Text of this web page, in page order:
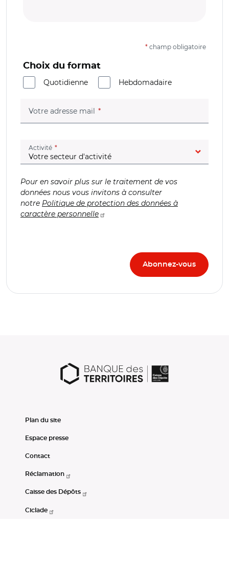
* champ obligatoire
Choix du format
Quotidienne
Hebdomadaire
Votre adresse mail (champ obligatoire)
Activité (champ obligatoire)
Pour en savoir plus sur le traitement de vos
données nous vous invitons à consulter
notre Politique de protection des données à
caractère personnelle
Plan du site
Espace presse
Contact
Réclamation
Caisse des Dépôts
Ciclade